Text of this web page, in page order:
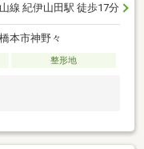
山線 紀伊山田駅 徒歩17分
本市神野々
整形地